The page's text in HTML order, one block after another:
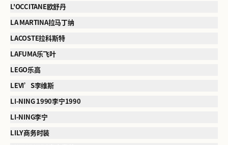
L'OCCITANE欧舒丹
LA MARTINA拉马丁纳
LACOSTE拉科斯特
LAFUMA乐飞叶
LEGO乐高
LEVI’S李维斯
LI-NING 1990李宁1990
LI-NING李宁
LILY商务时装